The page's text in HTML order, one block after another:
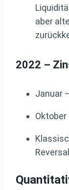
aber
2022 –
Januar
Oktober